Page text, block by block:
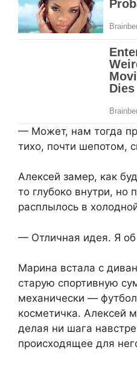
— Может, нам тогда
тихо, почти шепотом,
Алексей замер, как
то глубоко внутри, но
расплылось в
— Отличная идея. Я
Марина встала с
старую спортивную
механически —
косметичка. Алексей
делая ни шага
происходящее для